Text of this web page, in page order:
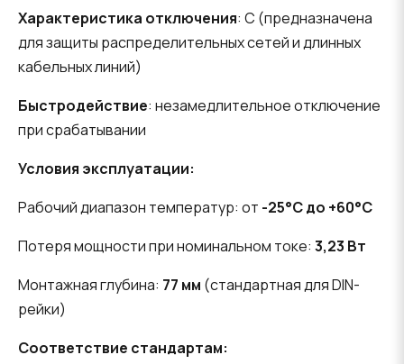
Характеристика отключения: С (предназначена
для защиты распределительных сетей и длинных
кабельных линий)
Быстродействие: незамедлительное отключение
при срабатывании
Условия эксплуатации:
Рабочий диапазон температур: от -25°C до +60°C
Потеря мощности при номинальном токе: 3,23 Вт
Монтажная глубина: 77 мм (стандартная для DIN-
рейки)
Соответствие стандартам: